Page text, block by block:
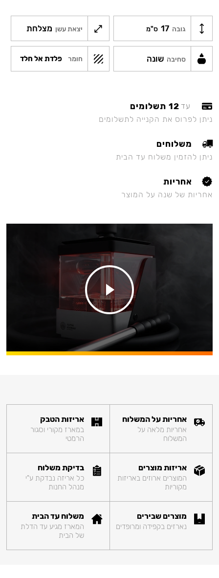
גובה 17 ס"מ יצאת עשן מצלחת
סחיבה שונה חומר פלדת אל חלד
עד 12 תשלומים
ניתן לפרוס את הקנייה לתשלומים
משלוחים
ניתן להזמין משלוח עד הבית
אחריות
אחריות של שנה על המוצר
אחריות על המשלוח
אחריות מלאה על
המשלוח
אריזות הטבק
במארז מקורי וסגור
הרמטי
אריזות מוצרים
המוצרים ארוזים באריזות
מקוריות
בדיקת משלוח
כל אריזה נבדקת ע"י
מנהל החנות
מוצרים שבירים
נארזים בקפידה ומרופדים
משלוח עד הבית
המארז מגיע עד הדלת
של הבית